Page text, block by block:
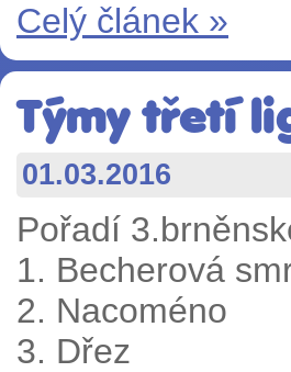
Celý článek »
Týmy třetí
01.03.2016
Pořadí
1. Becherová
2. Nacoméno
3. Dřez